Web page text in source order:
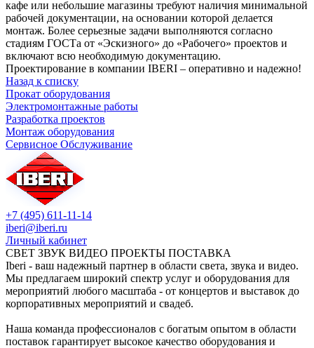
кафе или небольшие магазины требуют наличия минимальной
рабочей документации, на основании которой делается
монтаж. Более серьезные задачи выполняются согласно
стадиям ГОСТа от «Эскизного» до «Рабочего» проектов и
включают всю необходимую документацию.
Проектирование в компании IBERI – оперативно и надежно!
Назад к списку
Прокат оборудования
Электромонтажные работы
Разработка проектов
Монтаж оборудования
Сервисное Обслуживание
+7 (495) 611-11-14
iberi@iberi.ru
Личный кабинет
СВЕТ ЗВУК ВИДЕО ПРОЕКТЫ ПОСТАВКА
Iberi - ваш надежный партнер в области света, звука и видео.
Мы предлагаем широкий спектр услуг и оборудования для
мероприятий любого масштаба - от концертов и выставок до
корпоративных мероприятий и свадеб.
Наша команда профессионалов с богатым опытом в области
поставок гарантирует высокое качество оборудования и